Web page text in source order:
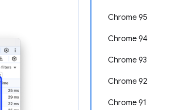
Chrome 95
Chrome 94
Chrome 93
Chrome 92
Chrome 91